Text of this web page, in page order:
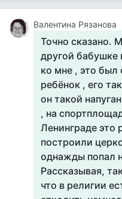
Валентина Рязанова
Точно сказано.
другой бабушке
ко мне , это был
ребёнок , его
он такой
, на
Ленинграде это
построили
однажды попал
Рассказывая,
что в религии